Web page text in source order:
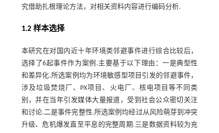
究借助扎根理论方法，对相关资料内容进行编码分析.
1.2 样本选择
本研究在对国内近十年环境类邻避事件进行综合比较后，
选择了6起事件作为案例.主要基于以下理由：一是典型性
和差异化.所选案例均为环境敏感型项目引发的邻避事件，
涉及垃圾焚烧厂、PX项目、火电厂、核电项目等不同类
别，并在当年引发媒体大量报道，受到社会公众密切关注
和讨论.二是事件完整性.所选案例均经过从风险萌芽到冲突
升级、危机爆发直至平息的完整周期.三是数据资料较为充